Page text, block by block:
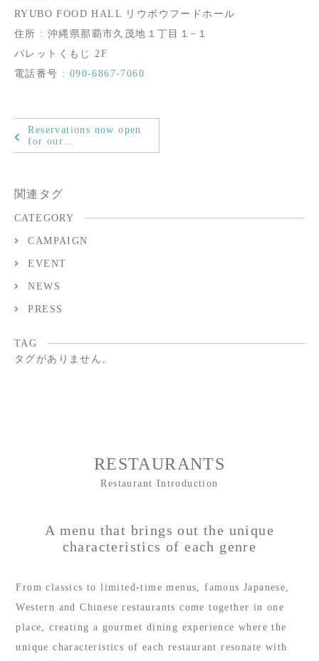
RYUBO FOOD HALL リウボウフードホール
住所 : 沖縄県那覇市久茂地１丁目１−１
パレットくもじ 2F
電話番号 : 090-6867-7060
Reservations now open
for our…
関連タグ
CATEGORY
CAMPAIGN
EVENT
NEWS
PRESS
TAG
タグがありません。
RESTAURANTS
Restaurant Introduction
A menu that brings out the unique
characteristics of each genre
From classics to limited-time menus, famous Japanese,
Western and Chinese restaurants come together in one
place, creating a gourmet dining experience where the
unique characteristics of each restaurant resonate with